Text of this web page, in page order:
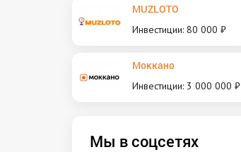
MUZLOTO
Инвестиции: 80 000 ₽
Моккано
Инвестиции: 3 000 000 ₽
Мы в соцсетях